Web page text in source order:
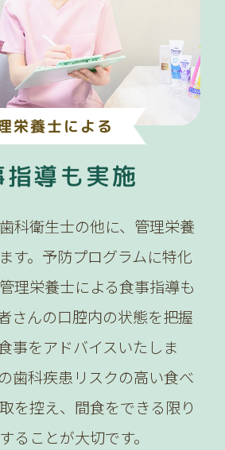
栄養士による
指導も実施
科衛生士の他に、管理栄養
す。予防プログラムに特化
理栄養士による食事指導も
さんの口腔内の状態を把握
事をアドバイスいたしま
歯科疾患リスクの高い食べ
を控え、間食をできる限り
ることが大切です。